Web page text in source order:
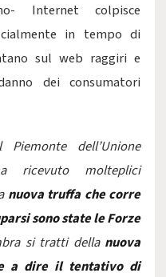
Internet colpisce
in tempo di
sul web raggiri e
dei consumatori
dell’Unione
ricevuto molteplici
nuova truffa che corre
sono state le Forze
si tratti dellanuova
a dire il tentativo di